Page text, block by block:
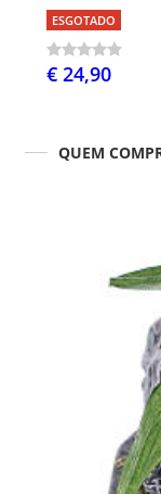
ESGOTADO
€ 24,90
QUEM